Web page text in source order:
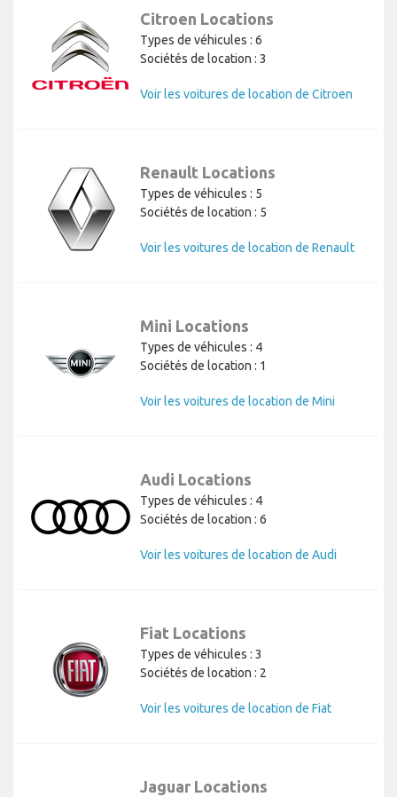
Citroen Locations
Types de véhicules : 6
Sociétés de location : 3
Voir les voitures de location de Citroen
Renault Locations
Types de véhicules : 5
Sociétés de location : 5
Voir les voitures de location de Renault
Mini Locations
Types de véhicules : 4
Sociétés de location : 1
Voir les voitures de location de Mini
Audi Locations
Types de véhicules : 4
Sociétés de location : 6
Voir les voitures de location de Audi
Fiat Locations
Types de véhicules : 3
Sociétés de location : 2
Voir les voitures de location de Fiat
Jaguar Locations